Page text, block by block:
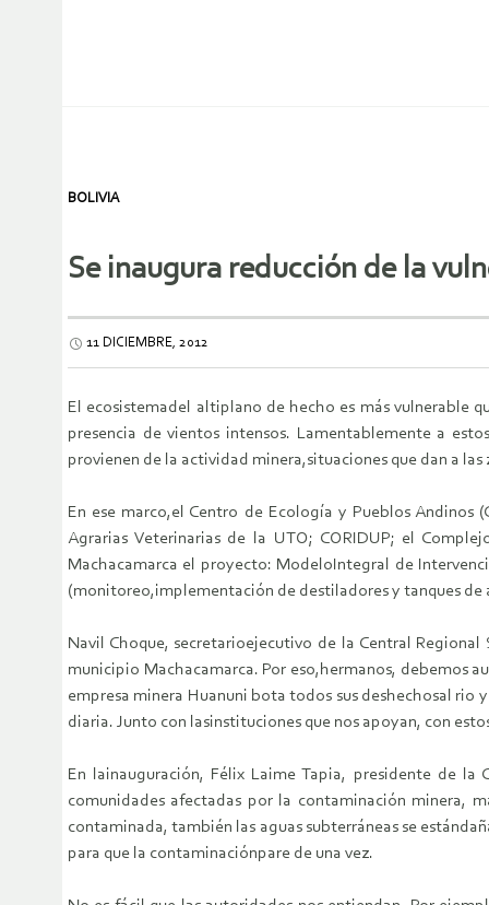
BOLIVIA
Se inaugura reducción de la
11 DICIEMBRE, 2012
El ecosistemadel altiplano de hecho es más vulnerable
presencia de vientos intensos. Lamentablemente a
provienen de la actividad minera,situaciones que dan a
En ese marco,el Centro de Ecología y Pueblos
Agrarias Veterinarias de la UTO; CORIDUP; el
Machacamarca el proyecto: ModeloIntegral de
(monitoreo,implementación de destiladores y tanques
Navil Choque, secretarioejecutivo de la Central
municipio Machacamarca. Por eso,hermanos, debemos
empresa minera Huanuni bota todos sus deshechosal rio
diaria. Junto con lasinstituciones que nos apoyan, con
En lainauguración, Félix Laime Tapia, presidente de
comunidades afectadas por la contaminación minera,
contaminada, también las aguas subterráneas se
para que la contaminaciónpare de una vez.